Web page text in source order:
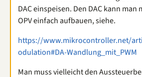
DAC einspeisen. Den DAC kann man
OPV einfach aufbauen, siehe.
https://www.mikrocontroller.net/
odulation#DA-Wandlung_mit_PWM
Man muss vielleicht den